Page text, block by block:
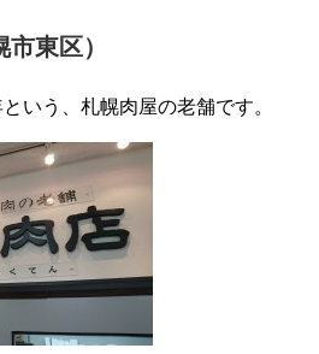
東区）
いう、札幌肉屋の老舗です。